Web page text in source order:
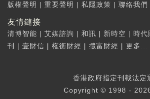
版權聲明 | 重要聲明 | 私隱政策 | 聯絡我們
友情鏈接
清博智能 | 艾媒諮詢 | 和訊 | 新時空 | 時代
刊
| 壹財信 | 權衡財經 | 攬富財經 | 更多...
香港政府指定刊載法定
Copyright © 1998 - 2026